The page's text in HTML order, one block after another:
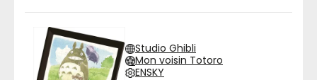
Studio Ghibli
Mon voisin Totoro
ENSKY